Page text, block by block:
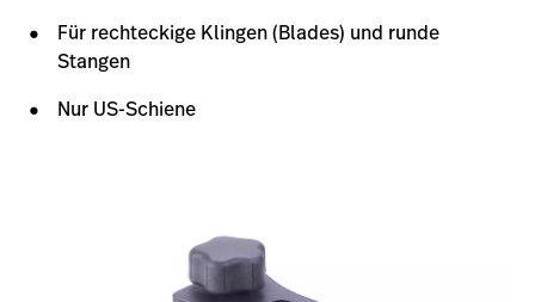
Für rechteckige Klingen (Blades) und runde
Stangen
Nur US-Schiene